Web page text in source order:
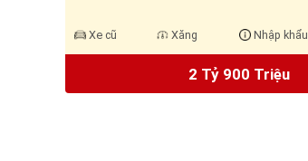
Xe cũ Xăng Nhập khẩu
2 Tỷ 900 Triệu